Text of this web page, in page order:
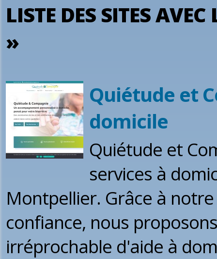
LISTE DES SITES
»
Quiétude et
domicile
Quiétude et
services à
Montpellier. Grâce à
confiance, nous
irréprochable d'aide à